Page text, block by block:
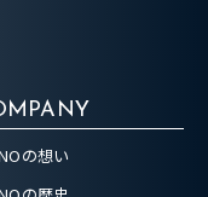
の想い